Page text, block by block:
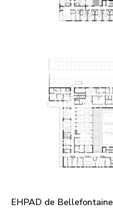
EHPAD de Bellefontaine